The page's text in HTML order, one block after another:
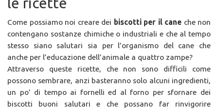
Come possiamo noi creare dei biscotti per il cane che non
contengano sostanze chimiche o industriali e che al tempo
stesso siano salutari sia per l’organismo del cane che
anche per l’educazione dell’animale a quattro zampe?
Attraverso queste ricette, che non sono difficili come
possono sembrare, anzi basteranno solo alcuni ingredienti,
un po’ di tempo ai fornelli ed al forno per sfornare dei
biscotti buoni salutari e che possano far rinvigorire